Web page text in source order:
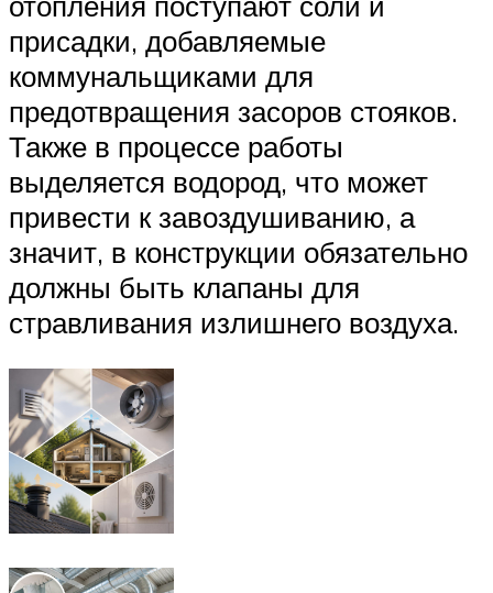
присадки, добавляемые
коммунальщиками для
предотвращения засоров стояков.
Также в процессе работы
выделяется водород, что может
привести к завоздушиванию, а
значит, в конструкции обязательно
должны быть клапаны для
стравливания излишнего воздуха.